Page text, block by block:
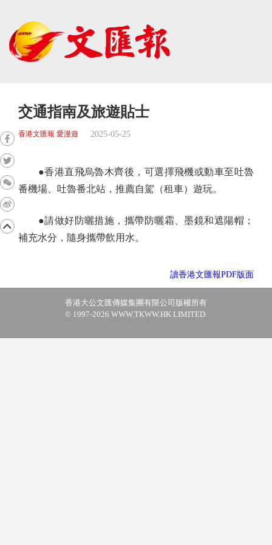
交通指南及旅遊貼士
香港文匯報 愛漫遊 2025-05-25
●香港直飛烏魯木齊後，可選擇飛機或動車至吐魯
番機場、吐魯番北站，推薦自駕（租車）遊玩。
●請做好防曬措施，攜帶防曬霜、墨鏡和遮陽帽；
補充水分，隨身攜帶飲用水。
讀香港文匯報PDF版面
香港大公文匯傳媒集團有限公司版權所有
© 1997-2026 WWW.TKWW.HK LIMITED.